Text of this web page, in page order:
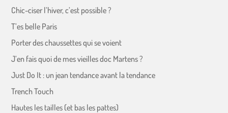
Chic-ciser l’hiver, c’est possible ?
T’es belle Paris
Porter des chaussettes qui se voient
J’en fais quoi de mes vieilles doc Martens ?
Just Do It : un jean tendance avant la tendance
Trench Touch
Hautes les tailles (et bas les pattes)